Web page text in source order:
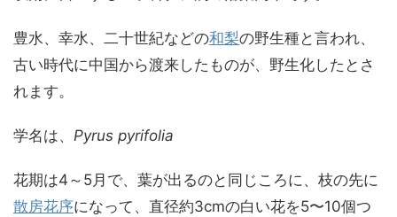
豊水、幸水、二十世紀などの和梨の野生種と言われ、
古い時代に中国から渡来したものが、野生化したとさ
れます。
学名は、 Pyrus pyrifolia
花期は4～5月で、葉が出るのと同じころに、枝の先に
散房花序になって、直径約3cmの白い花を5〜10個つ